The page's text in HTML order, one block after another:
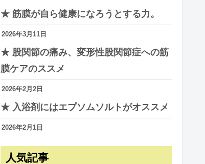
★ 筋膜が自ら健康になろうとする力。
2026年3月11日
★ 股関節の痛み、変形性股関節症への筋
膜ケアのススメ
2026年2月2日
★ 入浴剤にはエプソムソルトがオススメ
2026年2月1日
人気記事